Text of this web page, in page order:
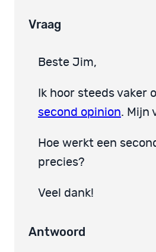
Vraag
Beste Jim,
Ik hoor steeds vaker
second opinion. Mijn
Hoe werkt een
precies?
Veel dank!
Antwoord